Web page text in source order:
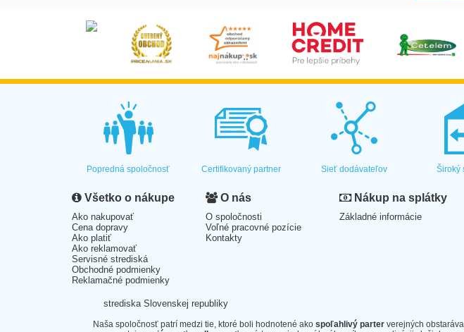
Popredná spoločnosť Certifikovaný partner Sieť dodávateľov Široký
Všetko o nákupe
Ako nakupovať
Cena dopravy
Ako platiť
Ako reklamovať
Servisné strediská
Obchodné podmienky
Reklamačné podmienky
O nás
O spoločnosti
Voľné pracovné pozície
Kontakty
Nákup na splátky
Základné informácie
strediska Slovenskej republiky
Naša spoločnosť patrí medzi tie, ktoré boli hodnotené ako spoľahlivý parter verejných